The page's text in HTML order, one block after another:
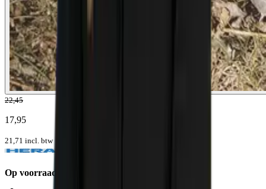
22,45
17,95
21,71 incl. btw
Op voorraad